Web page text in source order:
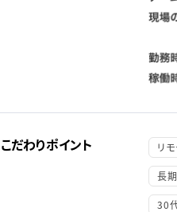
こだわりポイント リ
長
30